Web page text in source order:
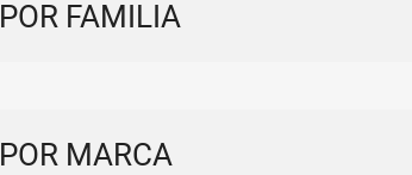
POR FAMILIA
POR MARCA